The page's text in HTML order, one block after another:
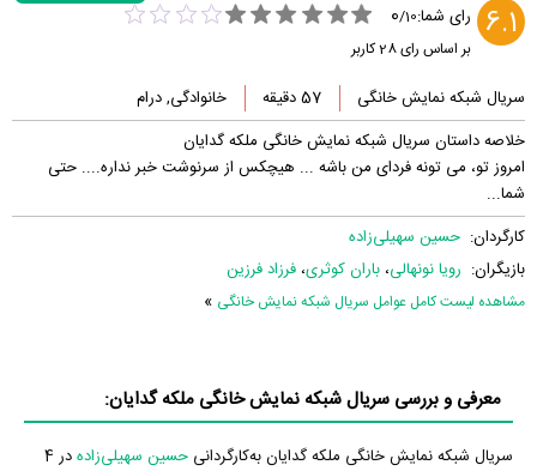
6.1 رای شما: 0/10
بر اساس رای28کاربر
سریال شبکه نمایش خانگی 57 دقیقه
خانوادگی, درام
خلاصه داستان سریال شبکه نمایش خانگی ملکه گدایان
امروز تو، می تونه فردای من باشه ... هیچکس از سرنوشت خبر نداره.... حتی
شما...
کارگردان: حسین سهیلی‌زاده
بازیگران: رویا نونهالی، باران کوثری، فرزاد فرزین
مشاهده لیست کامل عوامل سریال شبکه نمایش خانگی »
معرفی و بررسی سریال شبکه نمایش خانگی ملکه گدایان:
سریال شبکه نمایش خانگی ملکه گدایان به‌کارگردانی حسین سهیلی‌زاده
در 4